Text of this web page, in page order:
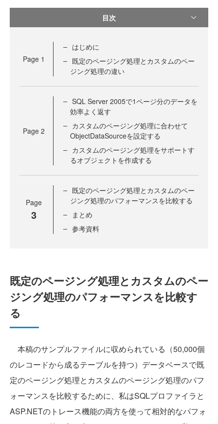
目次
Page 1
はじめに
既定のページング処理とカスタムのペー
ジング処理の違い
Page 2
SQL Server 2005で1ページ分のデータを
効率よく返す
カスタムのページング処理に合わせて
ObjectDataSourceを設定する
カスタムのページング処理をサポートす
るオブジェクトを作成する
Page
3
既定のページング処理とカスタムのペー
ジング処理のパフォーマンスを比較する
まとめ
参考資料
既定のページング処理とカスタムのペー
ジング処理のパフォーマンスを比較す
る
本稿のサンプルファイルに収められている（50,000個
のレコードから成るテーブルを持つ）データベースで既
定のページング処理とカスタムのページング処理のパフ
ォーマンスを比較するために、私はSQLプロファイラと
ASP.NETのトレース機能の両方を使って相対的なパフォ